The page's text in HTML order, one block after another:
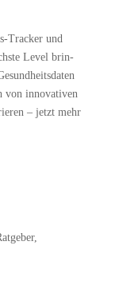
Tra­cker und
Level brin­
von inno­va­ti­ven
– jetzt mehr
,